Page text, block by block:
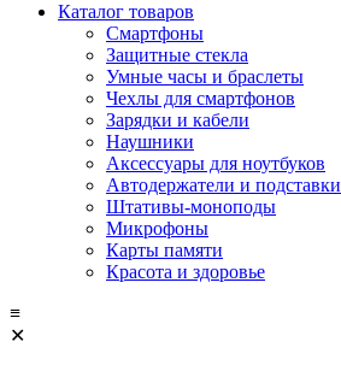
Каталог товаров
Смартфоны
Защитные стекла
Умные часы и браслеты
Чехлы для смартфонов
Зарядки и кабели
Наушники
Аксессуары для ноутбуков
Автодержатели и подставки
Штативы-моноподы
Микрофоны
Карты памяти
Красота и здоровье
≡
✕